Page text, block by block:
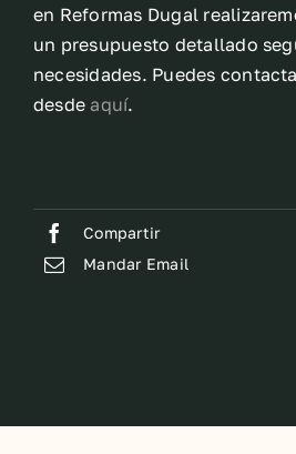
en Reformas Dugal
un presupuesto detallado
necesidades. Puedes
desde aquí.
Compartir
Mandar Email